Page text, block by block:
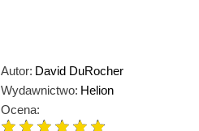
Autor: David DuRocher
Wydawnictwo: Helion
Ocena: